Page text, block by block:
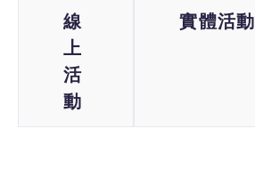
線
上
活
動
實體活動